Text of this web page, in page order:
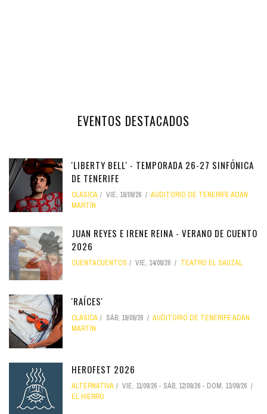
EVENTOS DESTACADOS
'LIBERTY BELL' - TEMPORADA 26-27 SINFÓNICA
DE TENERIFE
CLÁSICA VIE, 18/09/26
AUDITORIO DE TENERIFE ADÁN
MARTÍN
JUAN REYES E IRENE REINA - VERANO DE CUENTO
2026
CUENTACUENTOS VIE, 14/08/26 TEATRO EL SAUZAL
'RAÍCES'
CLÁSICA SÁB, 19/09/26
AUDITORIO DE TENERIFE ADÁN
MARTÍN
HEROFEST 2026
ALTERNATIVA VIE, 11/09/26 - SÁB, 12/09/26 - DOM, 13/09/26
EL HIERRO